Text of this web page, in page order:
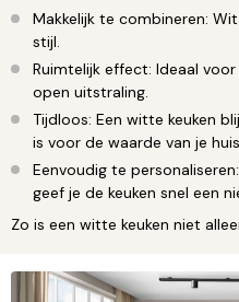
Makkelijk te combineren:
stijl.
Ruimtelijk effect: Ideaal
open uitstraling.
Tijdloos: Een witte keuken
is voor de waarde van je
Eenvoudig te
geef je de keuken snel een
Zo is een witte keuken niet